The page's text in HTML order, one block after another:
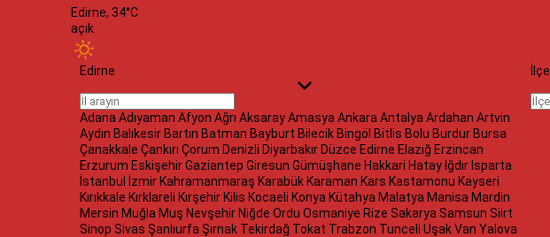
Edirne, 34°C
açık
Edirne
Adana Adıyaman Afyon Ağrı AksarayAmasya Ankara Antalya Ardahan Artvin
Aydın Balıkesir Bartın Batman Bayburt Bilecik Bingöl Bitlis Bolu Burdur Bursa
Çanakkale Çankırı Çorum Denizli Diyarbakır Düzce Edirne Elazığ Erzincan
Erzurum EskişehirGaziantep Giresun Gümüşhane Hakkari Hatay Iğdır Isparta
İstanbul
İzmir Kahramanmaraş Karabük Karaman Kars Kastamonu Kayseri
Kırıkkale Kırklareli Kırşehir Kilis Kocaeli Konya Kütahya Malatya Manisa Mardin
Mersin Muğla Muş Nevşehir Niğde Ordu Osmaniye Rize Sakarya Samsun Siirt
Sinop Sivas Şanlıurfa Şırnak Tekirdağ Tokat Trabzon Tunceli UşakVan Yalova